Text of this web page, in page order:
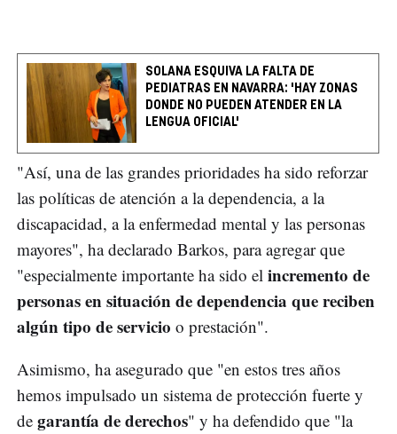
SOLANA ESQUIVA LA FALTA DE
PEDIATRAS EN NAVARRA: 'HAY ZONAS
DONDE NO PUEDEN ATENDER EN LA
LENGUA OFICIAL'
"Así, una de las grandes prioridades ha sido reforzar
las políticas de atención a la dependencia, a la
discapacidad, a la enfermedad mental y las personas
mayores", ha declarado Barkos, para agregar que
"especialmente importante ha sido el incremento de
personas en situación de dependencia que reciben
algún tipo de servicio o prestación".
Asimismo, ha asegurado que "en estos tres años
hemos impulsado un sistema de protección fuerte y
de garantía de derechos" y ha defendido que "la